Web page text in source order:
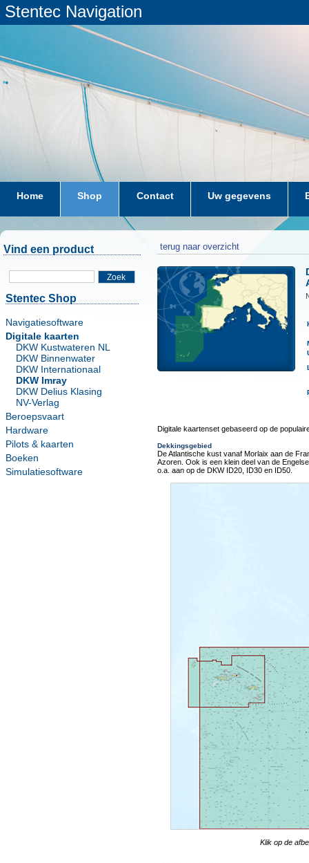
Stentec Navigation
Home Shop Contact Uw gegevens
Vind een product
Zoek
Stentec Shop
Navigatiesoftware
Digitale kaarten
DKW Kustwateren NL
DKW Binnenwater
DKW Internationaal
DKW Imray
DKW Delius Klasing
NV-Verlag
Beroepsvaart
Hardware
Pilots & kaarten
Boeken
Simulatiesoftware
terug naar overzicht
Digitale kaartenset gebaseerd op de
Dekkingsgebied
De Atlantische kust vanaf Morlaix aan de
Azoren. Ook is een klein deel van de
o.a. aan op de DKW ID20, ID30 en ID50.
Klik op de